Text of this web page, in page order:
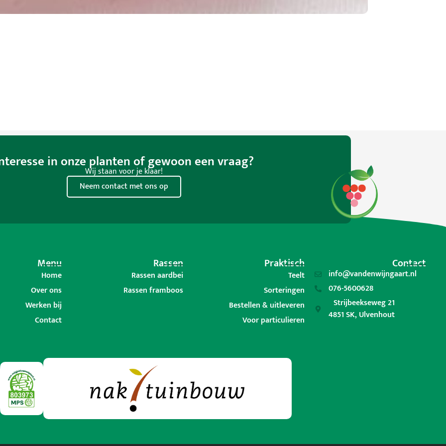
in onze planten of gewoon een vraag?
Wij staan voor je klaar!
Neem contact met ons op
Menu
Home
Over ons
Werken bij
Contact
Rassen
Rassen aardbei
Rassen framboos
Praktisch
Teelt
Sorteringen
Bestellen & uitleveren
Voor particulieren
Contact
info@vandenwijngaart.nl
076-5600628
Strijbeekseweg 21
4851 SK, Ulvenhout